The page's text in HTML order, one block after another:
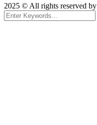
2025 © All rights reserved by